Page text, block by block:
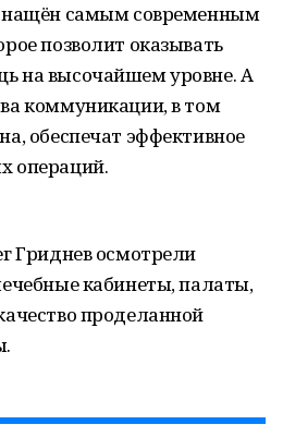
самым современным
позволит оказывать
на высочайшем уровне. А
коммуникации, в том
обеспечат эффективное
операций.
Гриднев осмотрели
кабинеты, палаты,
проделанной